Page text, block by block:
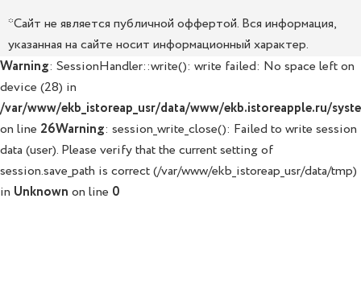
*Сайт не является публичной оффертой. Вся информация,
указанная на сайте носит информационный характер.
Warning: SessionHandler::write(): write failed: No space left on
device (28) in
/var/www/ekb_istoreap_usr/data/www/ekb.istoreapple.ru/
on line 26Warning: session_write_close(): Failed to write session
data (user). Please verify that the current setting of
session.save_path is correct (/var/www/ekb_istoreap_usr/data/tmp)
in Unknown on line 0